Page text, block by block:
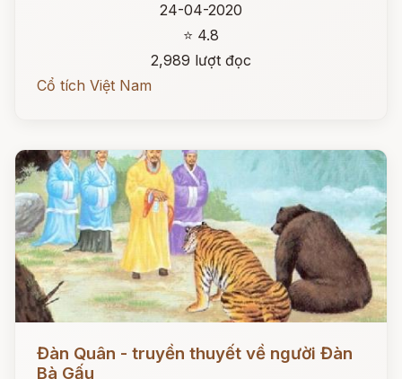
24-04-2020
⭐ 4.8
2,989 lượt đọc
Cổ tích Việt Nam
Đàn Quân - truyền thuyết về người Đàn
Bà Gấu